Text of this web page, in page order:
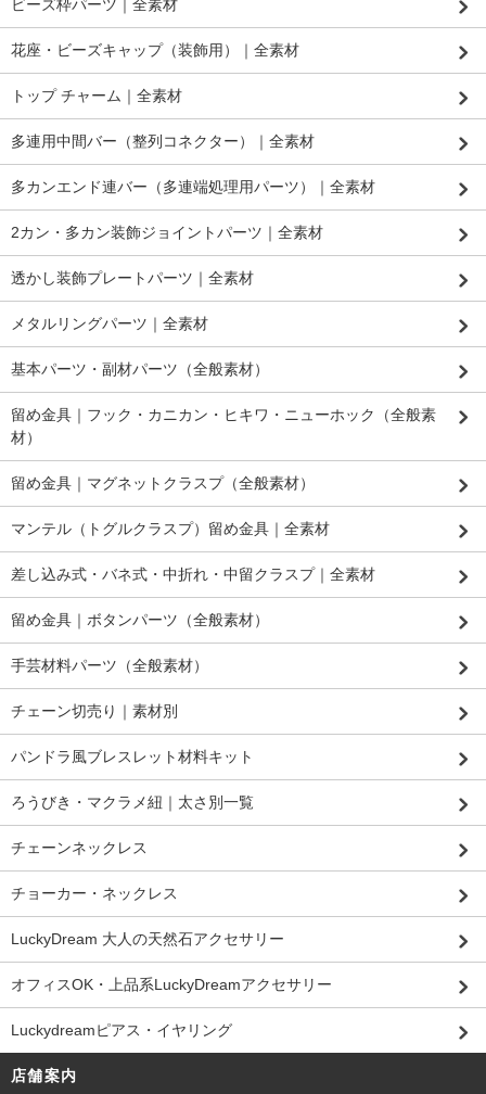
ビーズ枠パーツ｜全素材
花座・ビーズキャップ（装飾用）｜全素材
トップ チャーム｜全素材
多連用中間バー（整列コネクター）｜全素材
多カンエンド連バー（多連端処理用パーツ）｜全素材
2カン・多カン装飾ジョイントパーツ｜全素材
透かし装飾プレートパーツ｜全素材
メタルリングパーツ｜全素材
基本パーツ・副材パーツ（全般素材）
留め金具｜フック・カニカン・ヒキワ・ニューホック（全般素
材）
留め金具｜マグネットクラスプ（全般素材）
マンテル（トグルクラスプ）留め金具｜全素材
差し込み式・バネ式・中折れ・中留クラスプ｜全素材
留め金具｜ボタンパーツ（全般素材）
手芸材料パーツ（全般素材）
チェーン切売り｜素材別
パンドラ風ブレスレット材料キット
ろうびき・マクラメ紐｜太さ別一覧
チェーンネックレス
チョーカー・ネックレス
LuckyDream 大人の天然石アクセサリー
オフィスOK・上品系LuckyDreamアクセサリー
Luckydreamピアス・イヤリング
店舗案内